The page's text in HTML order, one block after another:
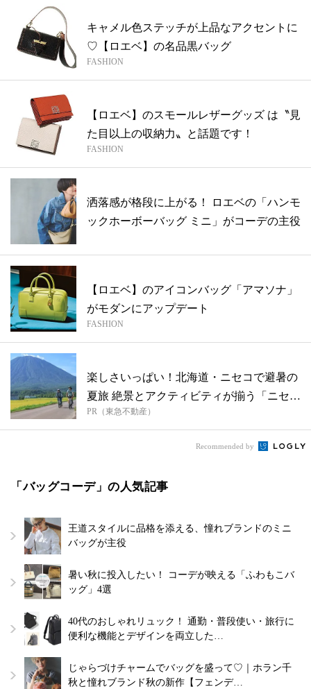
キャメル色ステッチが上品なアクセントに
♡【ロエベ】の名品黒バッグ
FASHION
【ロエベ】のスモールレザーグッズ は〝見
た目以上の収納力〟と話題です！
FASHION
洒落感が格段に上がる！ ロエベの「ハンモ
ックホーボーバッグ ミニ」がコーデの主役
【ロエベ】のアイコンバッグ「アマソナ」
がモダンにアップデート
FASHION
楽しさいっぱい！北海道・ニセコで避暑の
夏旅 絶景とアクティビティが揃う「ニセコ
東...
PR（東急不動産）
Recommended by
「バッグコーデ」の人気記事
王道スタイルに品格を添える、憧れブランドのミニ
バッグが主役
暑い秋に投入したい！ コーデが映える「ふわもこバ
ッグ」4選
40代のおしゃれリュック！ 通勤・普段使い・旅行に
便利な機能とデザインを両立した…
じゃらづけチャームでバッグを盛って♡｜ホラン千
秋と憧れブランド秋の新作【フェンデ…